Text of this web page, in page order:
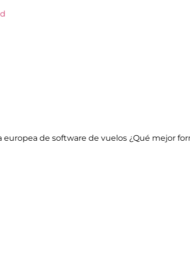
de software de vuelos ¿Qué mejor